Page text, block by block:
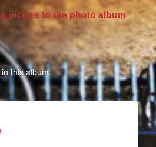
picture to the photo album
this album.